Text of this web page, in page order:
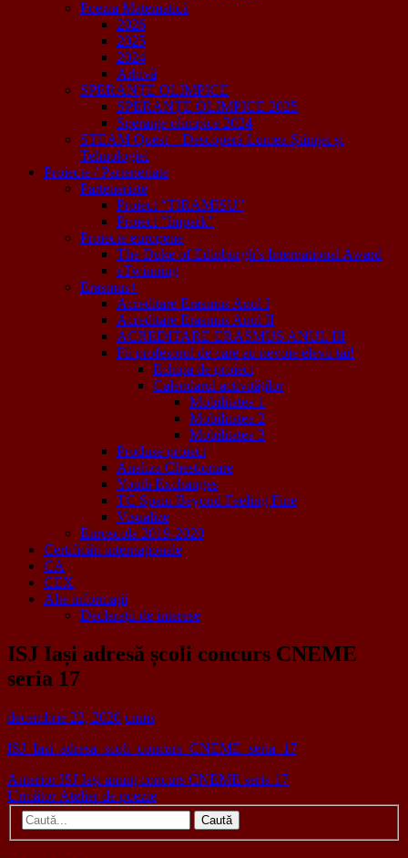
Poezia Matematică
2026
2025
2024
Arhivă
SPERANȚE OLIMPICE
SPERANȚE OLIMPICE 2025
Speranțe olimpice 2024
STEAM Quest – Descoperă Lumea Științei și
Tehnologiei
Proiecte / Parteneriate
Parteneriate
Proiect “TIRAMISU”
Proiect “Impark”
Proiecte europene
The Duke of Edinburgh’s International Award
eTwinning
Erasmus+
Acreditare Erasmus Anul I
Acreditare Erasmus Anul II
ACREDITARE ERASMUS ANUL III
Fii profesorul de care au nevoie elevii tai!
Echipa de proiect
Calendarul activităţilor
Mobilitatea 1
Mobilitatea 2
Mobilitatea 3
Produse proiect
Analiza Chestionare
Youth Exchanges
TC Spain Beyond Feeling Fine
Visualize
Euroscola 2019-2020
Certificări internaționale
CA
CEX
Alte informații
Declarații de interese
ISJ Iași adresă școli concurs CNEME
seria 17
decembrie 22, 2020 cnms
ISJ_Iasi_adresa_scoli_concurs_CNEME_seria_17
Navigare
în
articole
Anterior Articolul
anterior:
ISJ Iași anunț concurs CNEME seria 17
Următor Articolul
următor:
Atelier de poezie
Caută
după: